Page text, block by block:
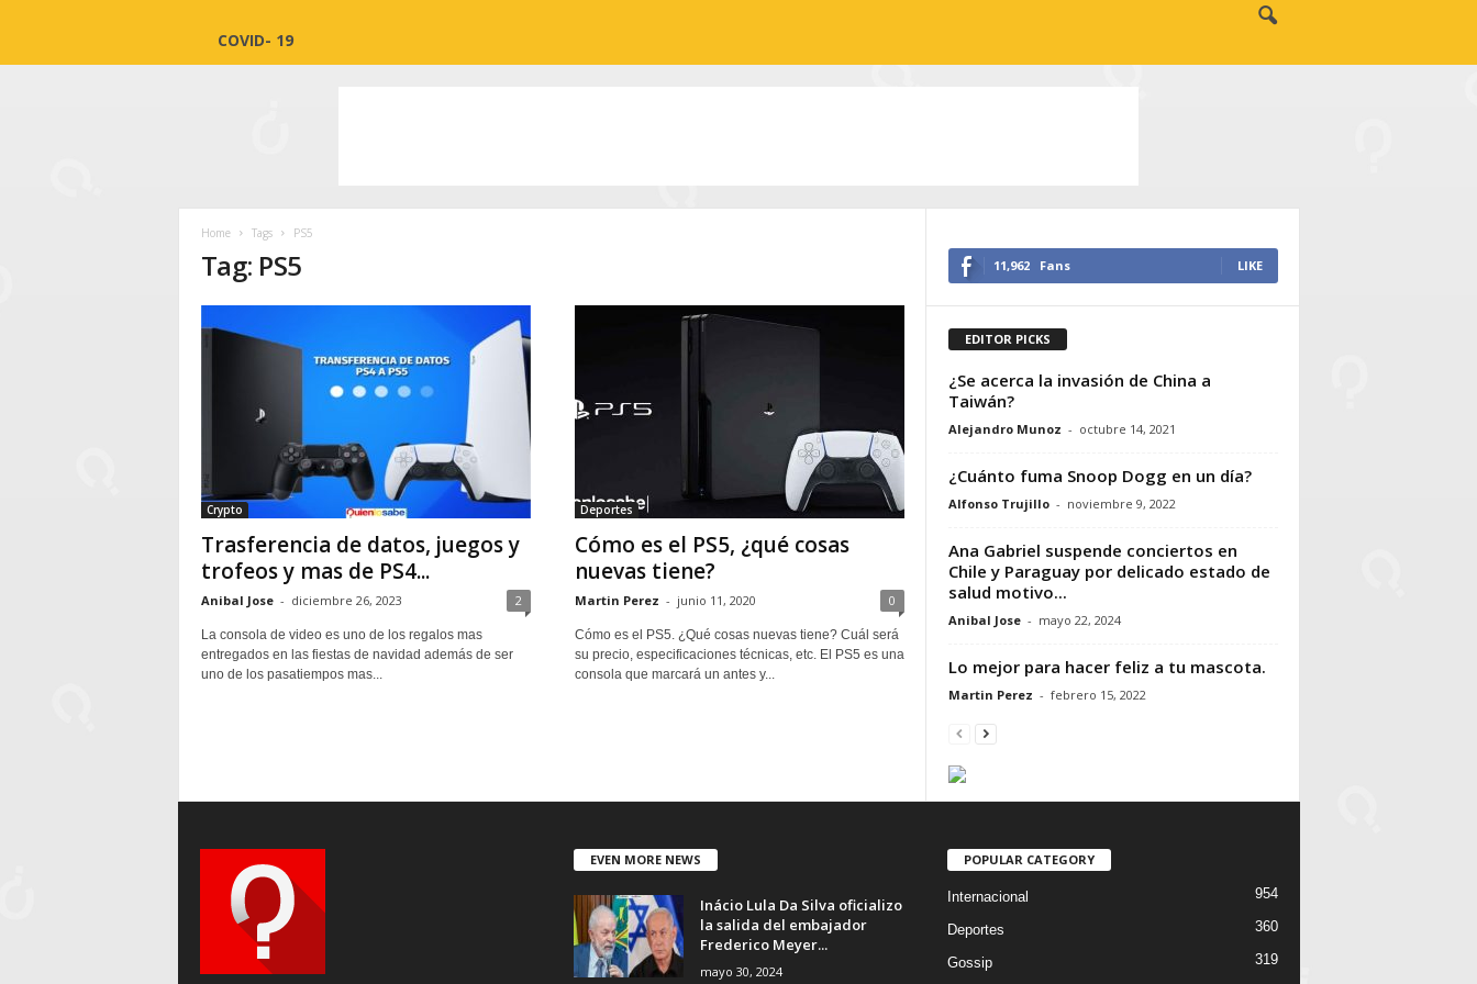
COVID- 19
Home Tags PS5
Tag: PS5
Crypto
Trasferencia de datos, juegos y
trofeos y mas de PS4...
Anibal Jose - diciembre 26, 2023 2
La consola de video es uno de los regalos mas
entregados en las fiestas de navidad además de ser
uno de los pasatiempos mas...
Deportes
Cómo es el PS5, ¿qué cosas
nuevas tiene?
Martin Perez - junio 11, 2020 0
Cómo es el PS5. ¿Qué cosas nuevas tiene? Cuál será
su precio, especificaciones técnicas, etc. El PS5 es una
consola que marcará un antes y...
11,962 Fans LIKE
EDITOR PICKS
¿Se acerca la invasión de China a
Taiwán?
Alejandro Munoz - octubre 14, 2021
¿Cuánto fuma Snoop Dogg en un día?
Alfonso Trujillo - noviembre 9, 2022
Ana Gabriel suspende conciertos en
Chile y Paraguay por delicado estado de
salud motivo...
Anibal Jose - mayo 22, 2024
Lo mejor para hacer feliz a tu mascota.
Martin Perez - febrero 15, 2022
EVEN MORE NEWS
Inácio Lula Da Silva oficializo
la salida del embajador
Frederico Meyer...
mayo 30, 2024
POPULAR CATEGORY
Internacional 954
Deportes 360
Gossip
319